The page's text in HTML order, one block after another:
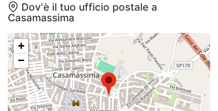
Dov'è il tuo ufficio postale a
Casamassima
+
−